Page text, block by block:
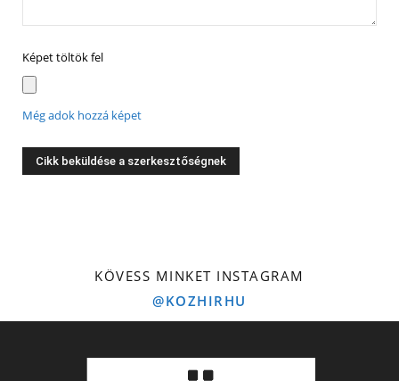
Képet töltök fel
Még adok hozzá képet
KÖVESS MINKET INSTAGRAM
@KOZHIRHU